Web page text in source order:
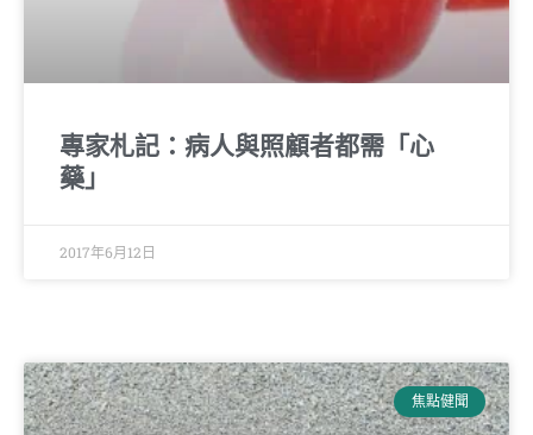
專家札記：病人與照顧者都需「心
藥」
2017年6月12日
焦點健聞